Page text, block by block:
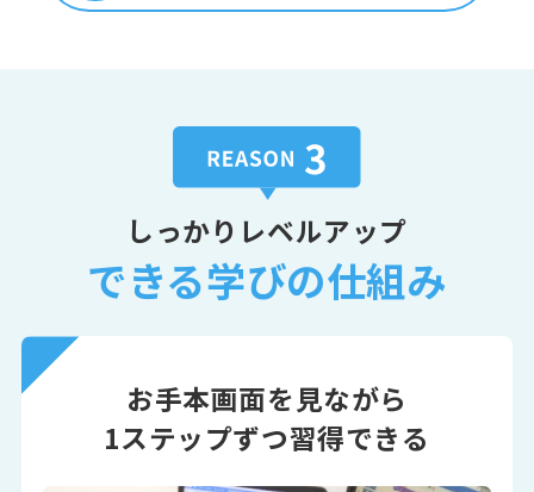
しっかりレベルアップ
できる学びの仕組み
お手本画面を見ながら
1ステップずつ習得できる